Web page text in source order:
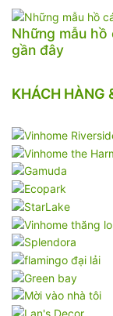
Những mẫu
gần đây
KHÁCH HÀNG